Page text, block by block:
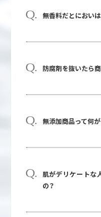
無香料だとにおい
防腐剤を抜いたら
無添加商品って何が
肌がデリケートな
の？